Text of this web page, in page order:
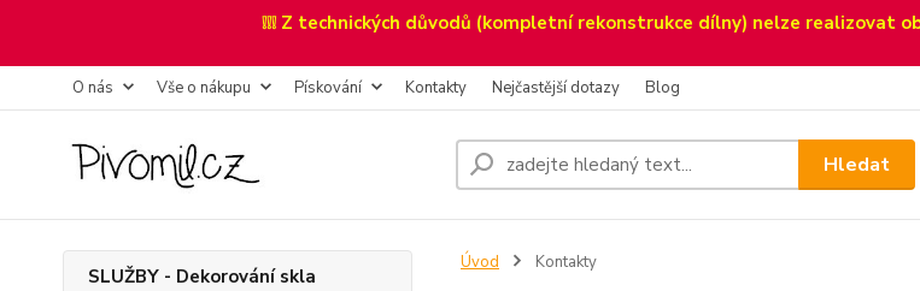
❕❕❕ Z technických důvodů (kompletní rekonstrukce dílny) nelze realizovat
O nás Vše o nákupu Pískování Kontakty Nejčastější dotazy Blog
Hledat
SLUŽBY - Dekorování skla
Úvod Kontakty